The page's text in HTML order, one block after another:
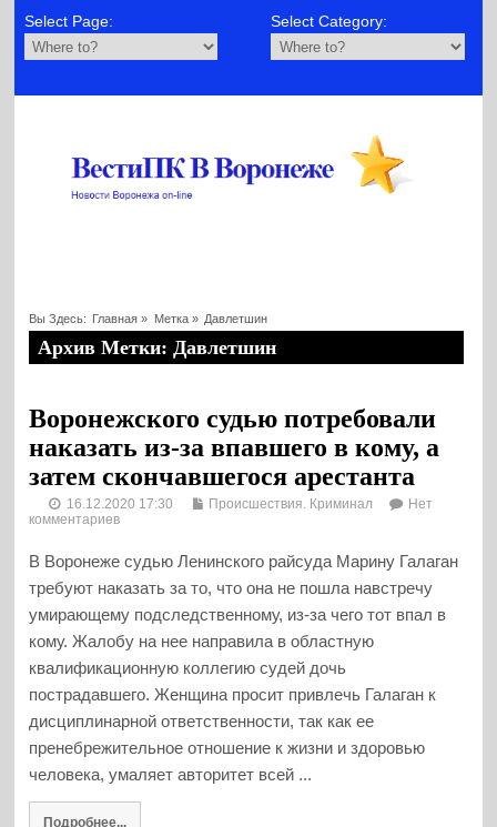
Select Page: Select Category:
Вы Здесь: Главная » Метка » Давлетшин
Архив Метки: Давлетшин
Воронежского судью потребовали
наказать из-за впавшего в кому, а
затем скончавшегося арестанта
16.12.2020 17:30 Происшествия. Криминал
Нет
комментариев
В Воронеже судью Ленинского райсуда Марину Галаган
требуют наказать за то, что она не пошла навстречу
умирающему подследственному, из-за чего тот впал в
кому. Жалобу на нее направила в областную
квалификационную коллегию судей дочь
пострадавшего. Женщина просит привлечь Галаган к
дисциплинарной ответственности, так как ее
пренебрежительное отношение к жизни и здоровью
человека, умаляет авторитет всей ...
Подробнее...